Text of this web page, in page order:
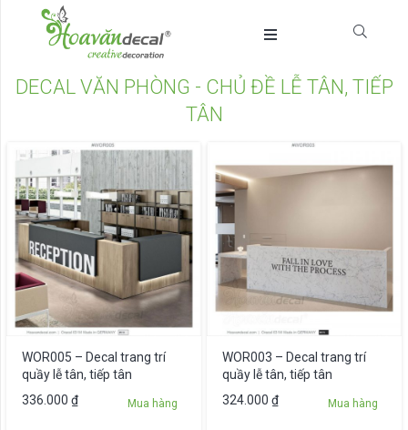
DECAL VĂN PHÒNG - CHỦ ĐỀ LỄ TÂN, TIẾP
TÂN
WOR005 – Decal trang trí
quầy lễ tân, tiếp tân
336.000 ₫ Mua hàng
WOR003 – Decal trang trí
quầy lễ tân, tiếp tân
324.000 ₫ Mua hàng